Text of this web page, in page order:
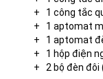
+ 1 công tắc
+ 1 aptomat máy
+ 1 aptomat đèn
+ 1 hộp điện
+ 2 bộ đèn đôi